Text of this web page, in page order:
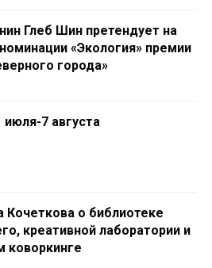
Глеб Шин претендует на
«Экология» премии
города»
7 августа
Кочеткова о библиотеке
креативной лаборатории и
коворкинге